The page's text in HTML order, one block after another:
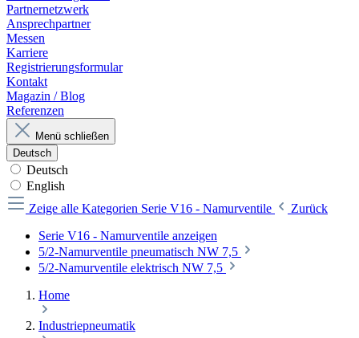
Partnernetzwerk
Ansprechpartner
Messen
Karriere
Registrierungsformular
Kontakt
Magazin / Blog
Referenzen
Menü schließen
Deutsch
Deutsch
English
Zeige alle Kategorien Serie V16 - Namurventile
Zurück
Serie V16 - Namurventile anzeigen
5/2-Namurventile pneumatisch NW 7,5
5/2-Namurventile elektrisch NW 7,5
Home
Industriepneumatik